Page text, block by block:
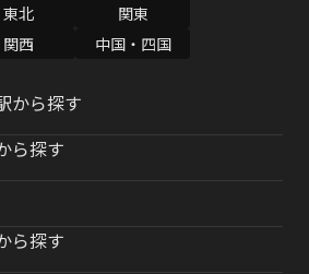
東北
関東
関西
中国・四国
から探す
ら探す
ら探す